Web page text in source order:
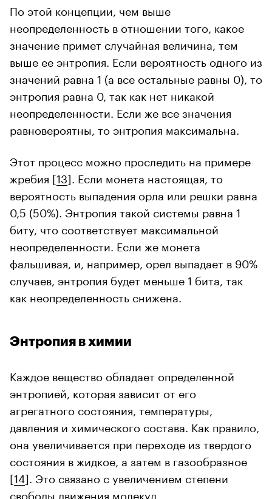
По этой концепции, чем выше
неопределенность в отношении того, какое
значение примет случайная величина, тем
выше ее энтропия. Если вероятность одного из
значений равна 1 (а все остальные равны 0), то
энтропия равна 0, так как нет никакой
неопределенности. Если же все значения
равновероятны, то энтропия максимальна.
Этот процесс можно проследить на примере
жребия [13]. Если монета настоящая, то
вероятность выпадения орла или решки равна
0,5 (50%). Энтропия такой системы равна 1
биту, что соответствует максимальной
неопределенности. Если же монета
фальшивая, и, например, орел выпадает в 90%
случаев, энтропия будет меньше 1 бита, так
как неопределенность снижена.
Энтропия в химии
Каждое вещество обладает определенной
энтропией, которая зависит от его
агрегатного состояния, температуры,
давления и химического состава. Как правило,
она увеличивается при переходе из твердого
состояния в жидкое, а затем в газообразное
[14]. Это связано с увеличением степени
свободы движения молекул.